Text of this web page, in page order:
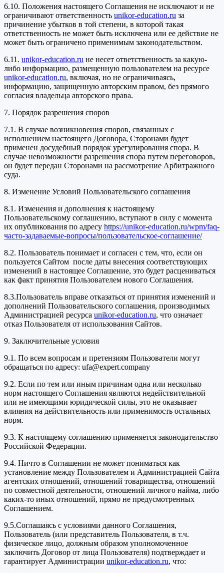
6.10. Положения настоящего Соглашения не исключают и не
ограничивают ответственность unikor-education.ru за
причинение убытков в той степени, в которой такая
ответственность не может быть исключена или ее действие не
может быть ограничено применимым законодательством.
6.11. unikor-education.ru не несет ответственность за какую-
либо информацию, размещенную пользователем на ресурсе
unikor-education.ru, включая, но не ограничиваясь,
информацию, защищенную авторским правом, без прямого
согласия владельца авторского права.
7. Порядок разрешения споров
7.1. В случае возникновения споров, связанных с
исполнением настоящего Договора, Сторонами будет
применен досудебный порядок урегулирования спора. В
случае невозможности разрешения спора путем переговоров,
он будет передан Сторонами на рассмотрение Арбитражного
суда.
8. Изменение Условий Пользовательского соглашения
8.1. Изменения и дополнения к настоящему
Пользовательскому соглашению, вступают в силу с момента
их опубликования по адресу https://unikor-education.ru/wpm/faq-
часто-задаваемые-вопросы/пользовательское-соглашение/
8.2. Пользователь понимает и согласен с тем, что, если он
пользуется Сайтом после даты внесения соответствующих
изменений в настоящее Соглашение, это будет расцениваться
как факт принятия Пользователем нового Соглашения.
8.3.Пользователь вправе отказаться от принятия изменений и
дополнений Пользовательского соглашения, производимых
Администрацией ресурса unikor-education.ru, что означает
отказ Пользователя от использования Сайтов.
9. Заключительные условия
9.1. По всем вопросам и претензиям Пользователи могут
обращаться по адресу: ufa@expert.company
9.2. Если по тем или иным причинам одна или несколько
норм настоящего Соглашения являются недействительной
или не имеющими юридической силы, это не оказывает
влияния на действительность или применимость остальных
норм.
9.3. К настоящему соглашению применяется законодательство
Российской Федерации.
9.4. Ничто в Соглашении не может пониматься как
установление между Пользователем и Администрацией Сайта
агентских отношений, отношений товарищества, отношений
по совместной деятельности, отношений личного найма, либо
каких-то иных отношений, прямо не предусмотренных
Соглашением.
9.5.Соглашаясь с условиями данного Соглашения,
Пользователь (или представитель Пользователя, в т.ч.
физическое лицо, должным образом уполномоченное
заключить Договор от лица Пользователя) подтверждает и
гарантирует Администрации unikor-education.ru, что: